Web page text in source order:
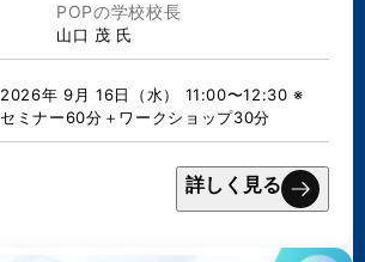
POPの学校校長
山口 茂 氏
2026年 9月 16日（水） 11:00〜12:30 ※
セミナー60分＋ワークショップ30分
詳しく見る